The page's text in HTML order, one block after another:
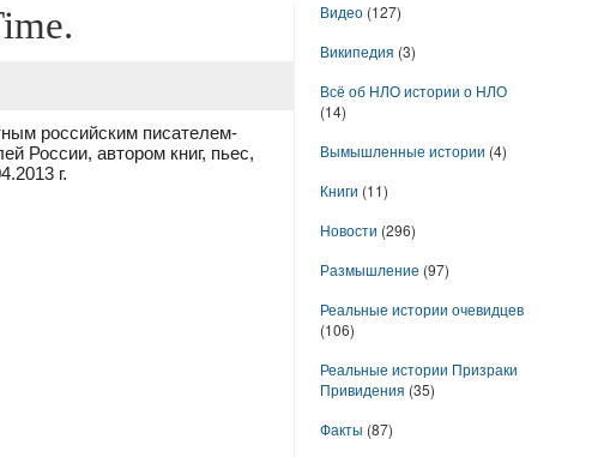
российским писателем-
России, автором книг, пьес,
г.
Видео (127)
Википедия (3)
Всё об НЛО истории о НЛО
(14)
Вымышленные истории (4)
Книги (11)
Новости (296)
Размышление (97)
Реальные истории очевидцев
(106)
Реальные истории Призраки
Привидения (35)
Факты (87)